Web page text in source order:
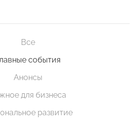
Все
события
Анонсы
для бизнеса
развитие